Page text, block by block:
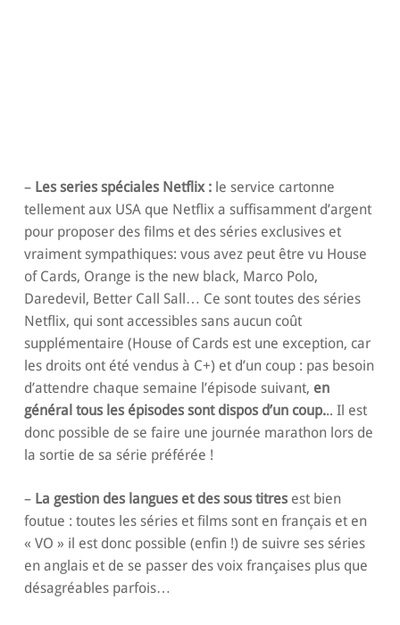
– Les series spéciales Netflix :le service cartonne
tellement aux USA que Netflix a suffisamment d’argent
pour proposer des films et des séries exclusives et
vraiment sympathiques: vous avez peut être vu House
of Cards, Orange is the new black, Marco Polo,
Daredevil, Better Call Sall… Ce sont toutes des séries
Netflix, qui sont accessibles sans aucun coût
supplémentaire (House of Cards est une exception, car
les droits ont été vendus à C+) et d’un coup : pas besoin
d’attendre chaque semaine l’épisode suivant, en
général tous les épisodes sont dispos d’un coup... Il est
donc possible de se faire une journée marathon lors de
la sortie de sa série préférée !
– La gestion des langues et des sous titresest bien
foutue : toutes les séries et films sont en français et en
« VO » il est donc possible (enfin !) de suivre ses séries
en anglais et de se passer des voix françaises plus que
désagréables parfois…